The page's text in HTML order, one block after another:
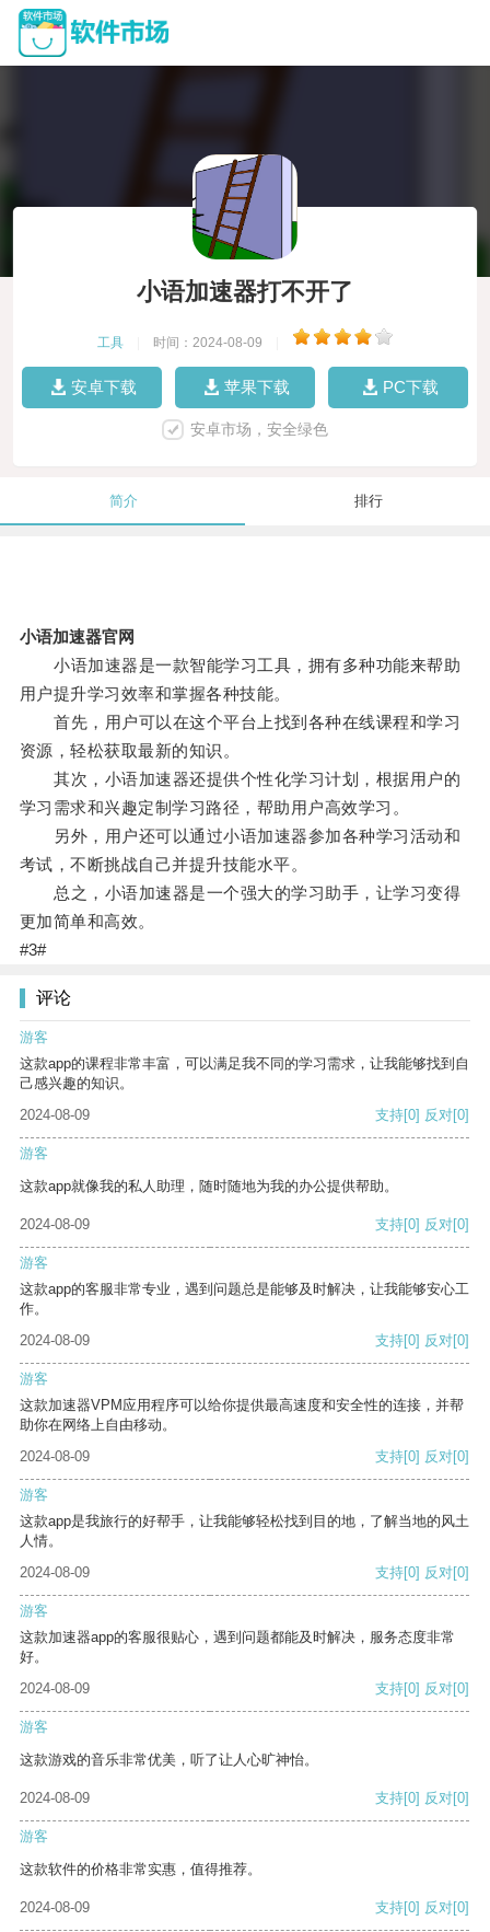
小语加速器打不开了
工具 时间：2024-08-09
安卓下载 苹果下载 PC下载
安卓市场，安全绿色
简介 排行
小语加速器官网
小语加速器是一款智能学习工具，拥有多种功能来帮助
用户提升学习效率和掌握各种技能。
首先，用户可以在这个平台上找到各种在线课程和学习
资源，轻松获取最新的知识。
其次，小语加速器还提供个性化学习计划，根据用户的
学习需求和兴趣定制学习路径，帮助用户高效学习。
另外，用户还可以通过小语加速器参加各种学习活动和
考试，不断挑战自己并提升技能水平。
总之，小语加速器是一个强大的学习助手，让学习变得
更加简单和高效。
#3#
评论
游客
这款app的课程非常丰富，可以满足我不同的学习需求，让我能够找到自
己感兴趣的知识。
2024-08-09
支持[0] 反对[0]
游客
这款app就像我的私人助理，随时随地为我的办公提供帮助。
2024-08-09 支持[0] 反对[0]
游客
这款app的客服非常专业，遇到问题总是能够及时解决，让我能够安心工
作。
2024-08-09
支持[0] 反对[0]
游客
这款加速器VPM应用程序可以给你提供最高速度和安全性的连接，并帮
助你在网络上自由移动。
2024-08-09
支持[0] 反对[0]
游客
这款app是我旅行的好帮手，让我能够轻松找到目的地，了解当地的风土
人情。
2024-08-09
支持[0] 反对[0]
游客
这款加速器app的客服很贴心，遇到问题都能及时解决，服务态度非常
好。
2024-08-09
支持[0] 反对[0]
游客
这款游戏的音乐非常优美，听了让人心旷神怡。
2024-08-09 支持[0] 反对[0]
游客
这款软件的价格非常实惠，值得推荐。
2024-08-09 支持[0] 反对[0]